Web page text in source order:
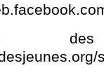
des